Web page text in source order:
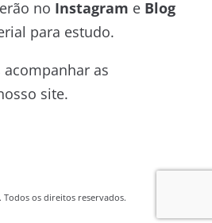
no Instagram eBlog
para estudo.
as
site.
Todos os direitos reservados.